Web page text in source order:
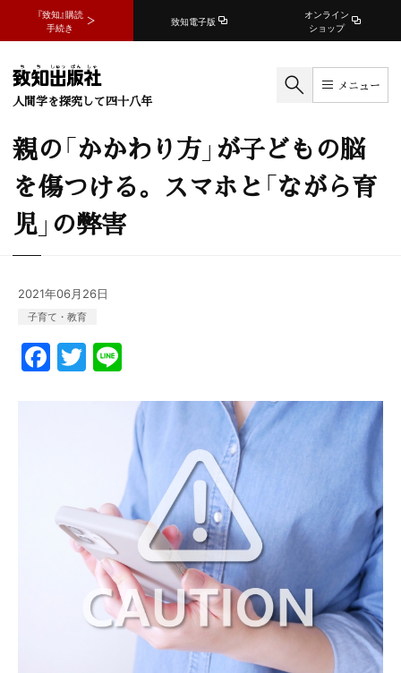
『致知』購読
手続き
致知電子版
オンライン
ショップ
人間学を探究して四十八年
メニュー
親の「かかわり方」が子どもの脳
を傷つける。スマホと「ながら育
児」の弊害
2021年06月26日
子育て・教育
F
a
o
o
T
w
e